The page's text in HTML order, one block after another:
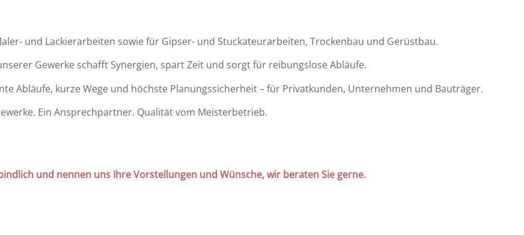
und Lackierarbeiten sowie für Gipser- und Stuckateurarbeiten, Trockenbau und Gerüstbau.
Gewerke schafft Synergien, spart Zeit und sorgt für reibungslose Abläufe.
Abläufe, kurze Wege und höchste Planungssicherheit – für Privatkunden, Unternehmen und Bauträger.
Ein Ansprechpartner. Qualität vom Meisterbetrieb.
und nennen uns Ihre Vorstellungen und Wünsche, wir beraten Sie gerne.